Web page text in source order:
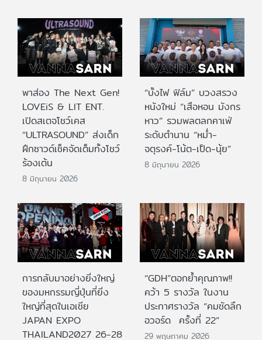
พาส่อง The Next Gen!
LOVEiS & LIT ENT.
เปิดสเตจโชว์เคส
“ULTRASOUND” ส่งเด็ก
ฝึกซาวด์เช็คจัดเต็มทั้งโชว์
ร้องเต้น
8 มิถุนายน 2026
“บั้งไฟ ฟิล์ม” บวงสรวง
หนังใหม่ “เสือหอน มังกร
หาว” รวมพลตลกคาเฟ่
ระดับตำนาน “หม่ำ-
จตุรงค์-โน้ต-เป็ด-นุ้ย”
8 มิถุนายน 2026
การกลับมาอย่างยิ่งใหญ่
ของมหกรรมญี่ปุ่นที่ยิ่ง
ใหญ่ที่สุดในเอเชีย
JAPAN EXPO
THAILAND2027 26-28
“GDH”ตอกย้ำคุณภาพ!!
คว้า 5 รางวัล ในงาน
ประกาศรางวัล “คมชัดลึก
อวอร์ด ครั้งที่ 22”
29 พฤษภาคม 2026